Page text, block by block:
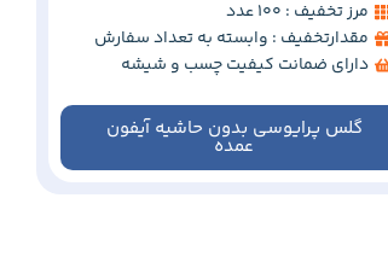
مرز تخفیف : 100 عدد
مقدارتخفیف : وابسته به تعداد سفارش
دارای ضمانت کیفیت چسب و شیشه
گلس پرایوسی بدون حاشیه آیفون
عمده